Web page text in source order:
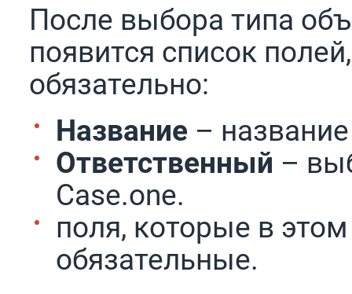
После выбора типа
появится список
обязательно:
Название –
Ответственный –
Case.one.
поля, которые в
обязательные.